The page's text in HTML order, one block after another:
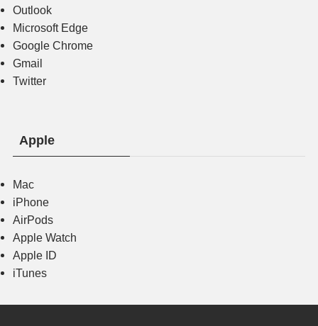
Outlook
Microsoft Edge
Google Chrome
Gmail
Twitter
Apple
Mac
iPhone
AirPods
Apple Watch
Apple ID
iTunes